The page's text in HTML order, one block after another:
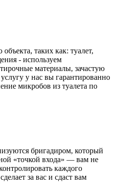
таких как: туалет,
- используем
материалы, зачастую
у нас вы гарантированно
микробов из туалета по
бригадиром, который
«точкой входа» — вам не
каждого
за вас и сдаст вам